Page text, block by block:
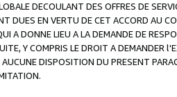
DECOULANT DES OFFRES DE
DUES EN VERTU DE CET ACCORD AU
A DONNE LIEU A LA DEMANDE DE
Y COMPRIS LE DROIT A DEMANDER
AUCUNE DISPOSITION DU PRESENT